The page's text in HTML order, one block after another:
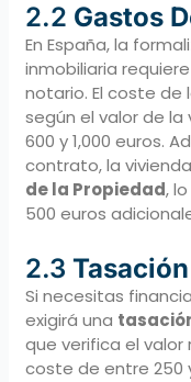
2.2 Gastos
En España, la
inmobiliaria
notario. El coste de
según el valor de
600 y 1,000 euros.
contrato, la
de la Propiedad,
500 euros
2.3
Si necesitas
exigirá una
que verifica el valor
coste de entre 250